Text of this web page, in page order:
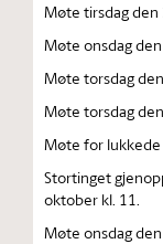
Møte tirsdag den
Møte onsdag
Møte torsdag
Møte torsdag
Møte for lukkede
Stortinget
oktober kl. 11.
Møte onsdag